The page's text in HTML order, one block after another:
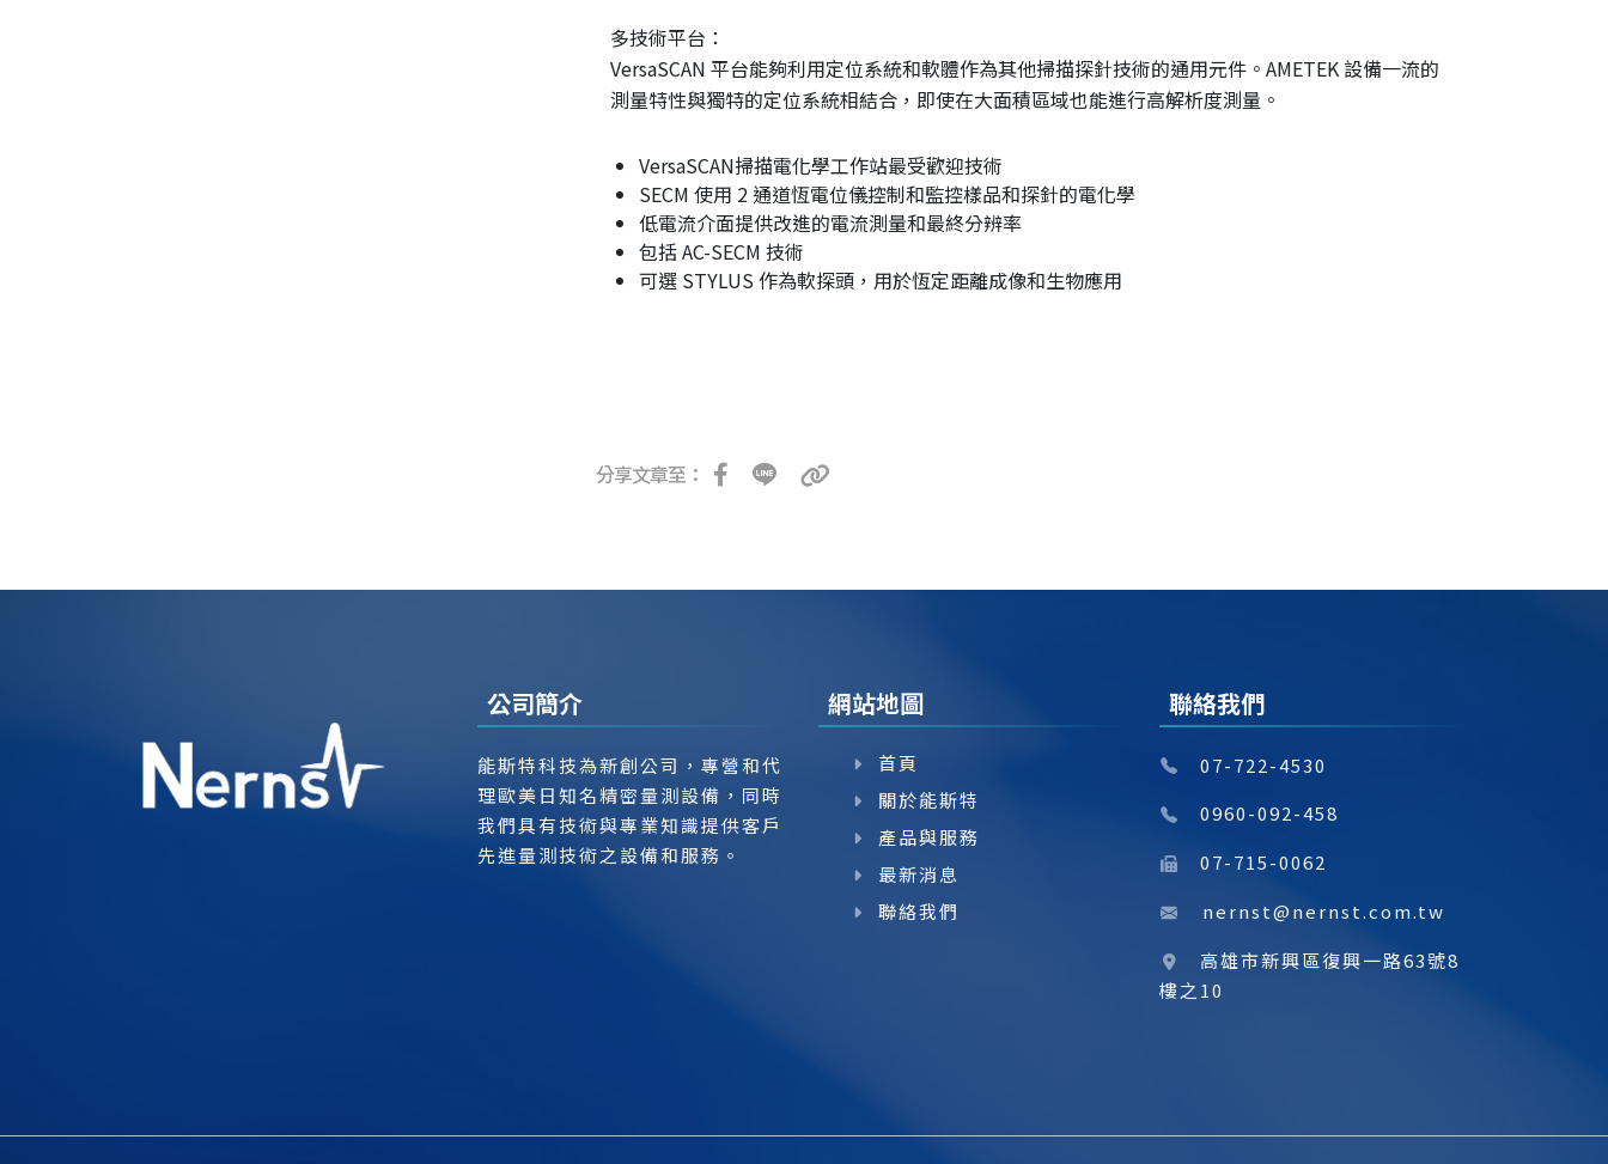
多技術平台：
VersaSCAN 平台能夠利用定位系統和軟體作為其他掃描探針技術的通用元件。AMETEK 設備一流的
測量特性與獨特的定位系統相結合，即使在大面積區域也能進行高解析度測量。
VersaSCAN掃描電化學工作站最受歡迎技術
SECM 使用 2 通道恆電位儀控制和監控樣品和探針的電化學
低電流介面提供改進的電流測量和最終分辨率
包括 AC-SECM 技術
可選 STYLUS 作為軟探頭，用於恆定距離成像和生物應用
分享文章至：
公司簡介
能斯特科技為新創公司，專營和代
理歐美日知名精密量測設備，同時
我們具有技術與專業知識提供客戶
先進量測技術之設備和服務。
網站地圖
首頁
關於能斯特
產品與服務
最新消息
聯絡我們
聯絡我們
07-722-4530
0960-092-458
07-715-0062
nernst@nernst.com.tw
高雄市新興區復興一路63號8
樓之10